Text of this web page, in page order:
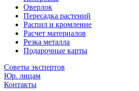
Оверлок
Пересадка растений
Распил и кромление
Расчет материалов
Резка металла
Подарочные карты
Советы экспертов
Юр. лицам
Контакты